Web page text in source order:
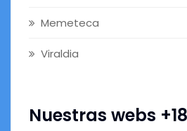
Memeteca
Viraldia
Nuestras webs +18